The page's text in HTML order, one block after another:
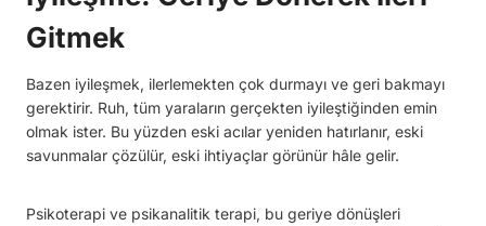
Gitmek
Bazen iyileşmek, ilerlemekten çok durmayı ve geri bakmayı
gerektirir. Ruh, tüm yaraların gerçekten iyileştiğinden emin
olmak ister. Bu yüzden eski acılar yeniden hatırlanır, eski
savunmalar çözülür, eski ihtiyaçlar görünür hâle gelir.
Psikoterapi ve psikanalitik terapi, bu geriye dönüşleri